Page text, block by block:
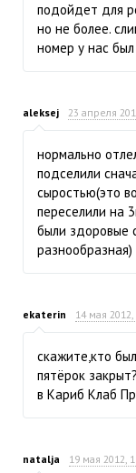
подойдет для
но не более.
номер у нас
aleksej 23 апреля
нормально
подселили
сыростью(это
переселили на
были здоровые
ekaterin 14 мая 2012,
скажите,кто
пятёрок
в Кариб Клаб
natalja 19 мая 2012,